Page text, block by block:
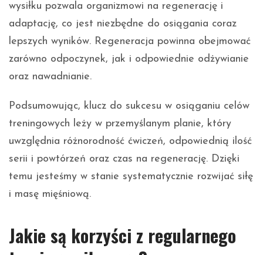
wysiłku pozwala organizmowi na regenerację i
adaptację, co jest niezbędne do osiągania coraz
lepszych wyników. Regeneracja powinna obejmować
zarówno odpoczynek, jak i odpowiednie odżywianie
oraz nawadnianie.
Podsumowując, klucz do sukcesu w osiąganiu celów
treningowych leży w przemyślanym planie, który
uwzględnia różnorodność ćwiczeń, odpowiednią ilość
serii i powtórzeń oraz czas na regenerację. Dzięki
temu jesteśmy w stanie systematycznie rozwijać siłę
i masę mięśniową.
Jakie są korzyści z regularnego